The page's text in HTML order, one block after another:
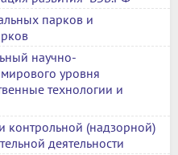
парков и
научно-
уровня
технологии и
контрольной (надзорной)
деятельности